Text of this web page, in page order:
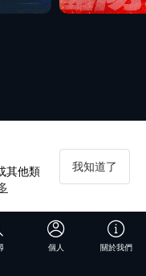
個人 關於我們
其他類
我知道了